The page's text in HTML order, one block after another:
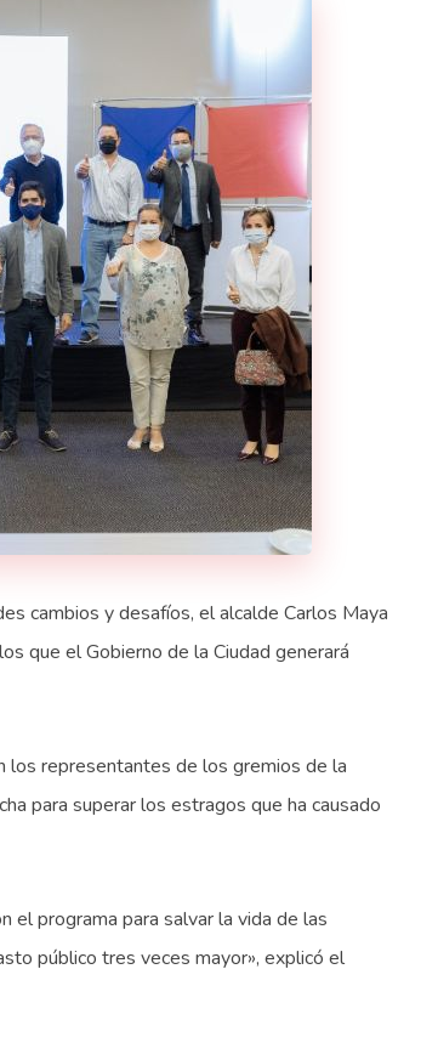
cambios y desafíos, el alcalde Carlos Maya
que el Gobierno de la Ciudad generará
los representantes de los gremios de la
para superar los estragos que ha causado
el programa para salvar la vida de las
público tres veces mayor», explicó el